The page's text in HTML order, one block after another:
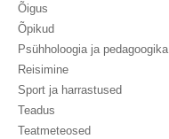
Õigus
Õpikud
Psühholoogia ja pedagoogika
Reisimine
Sport ja harrastused
Teadus
Teatmeteosed